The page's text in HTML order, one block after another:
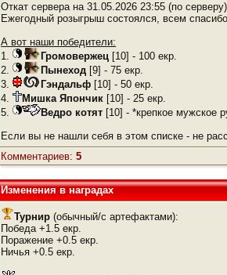
Откат сервера на 31.05.2026 23:55 (по серверу)
Ежегодный розыгрыш состоялся, всем
А вот наши победители:
1.
Громовержец [10] - 100 екр.
2.
Пынеход [9] - 75 екр.
3.
Гэндальф [10] - 50 екр.
4.
Мишка Япончик [10] - 25 екр.
5.
Ведро котят [10] - *крепкое мужское
Если вы не нашли себя в этом списке - не
Комментариев:5
Изменения в наградах
Турнир (обычный/с артефактами):
Победа +1.5 екр.
Поражение +0.5 екр.
Ничья +0.5 екр.